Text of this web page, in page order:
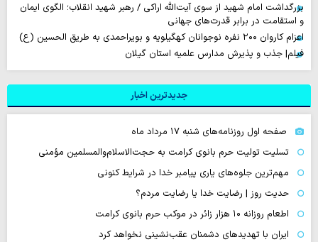
بزرگداشت امام شهید از سوی آیت‌الله اراکی / رهبر شهید انقلاب؛ الگوی ایمان
و استقامت در برابر قدرت‌های جهانی
اعزام کاروان ۲۰۰ نفره نوجوانان کهگیلویه و بویراحمدی به طریق الحسین (ع)
فیلم| جذب و پذیرش مدارس علمیه استان گیلان
جدیدترین اخبار
صفحه اول روزنامه‌های شنبه ۱۷ مرداد ماه
تسلیت تولیت حرم بانوی کرامت به حجت‌الاسلام‌والمسلمین مؤمنی
مهم‌ترین جلوه‌های یاری پیامبر خدا در شرایط کنونی
حدیث روز | رضایت خدا یا رضایت مردم؟
اطعام روزانه ۱۰ هزار زائر در موکب حرم بانوی کرامت
ایران با تهدیدهای دشمنان عقب‌نشینی نخواهد کرد